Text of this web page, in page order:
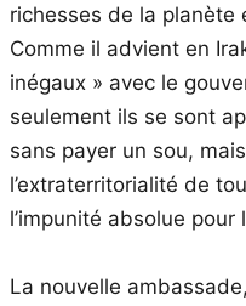
richesses de la planète
Comme il advient en
inégaux » avec le
seulement ils se sont
sans payer un sou,
l’extraterritorialité de
l’impunité absolue pour
La nouvelle